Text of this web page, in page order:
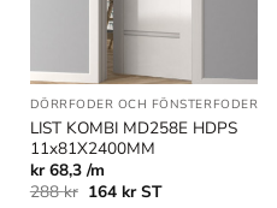
DÖRRFODER OCH FÖNSTERFODER
LIST KOMBI MD258E HDPS
11x81X2400MM
kr 68,3 /m
288kr Det
164 krDet
ST